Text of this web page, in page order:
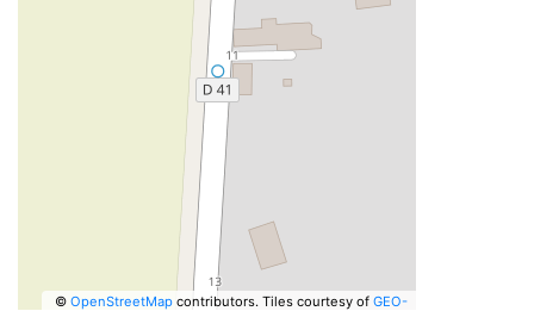
© OpenStreetMapcontributors. Tiles courtesy of GEO-